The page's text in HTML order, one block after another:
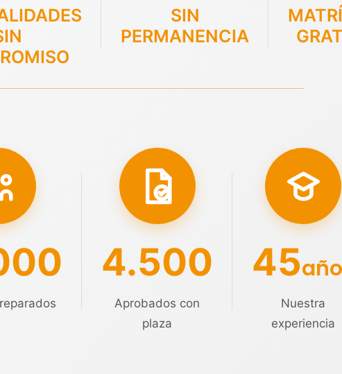
SIN
PERMANENCIA
4.500
Aprobados con
plaza
45
Nuestra
experiencia